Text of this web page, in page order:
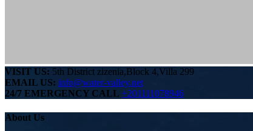
VISIT US: 5th District zizenia,Block 4,Villa 299
EMAIL US: info@water-valley.net
24/7 EMERGENCY CALL +201111078946
About Us